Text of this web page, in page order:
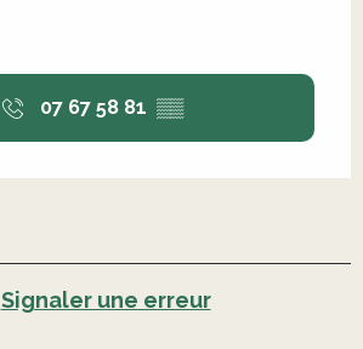
07 67 58 81 ▒▒
Signaler une erreur